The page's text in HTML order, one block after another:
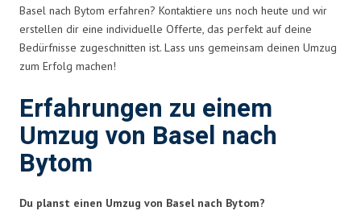
Basel nach Bytom erfahren? Kontaktiere uns noch heute und wir
erstellen dir eine individuelle Offerte, das perfekt auf deine
Bedürfnisse zugeschnitten ist. Lass uns gemeinsam deinen Umzug
zum Erfolg machen!
Erfahrungen zu einem
Umzug von Basel nach
Bytom
Du planst einen Umzug von Basel nach Bytom?